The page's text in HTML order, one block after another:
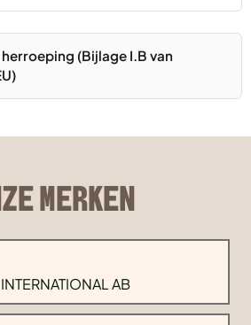
(Bijlage I.B van
MERKEN
INTERNATIONAL AB